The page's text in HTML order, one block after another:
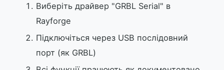
Виберіть драйвер "GRBL Serial" в
Rayforge
Підключіться через USB послідовний
порт (як GRBL)